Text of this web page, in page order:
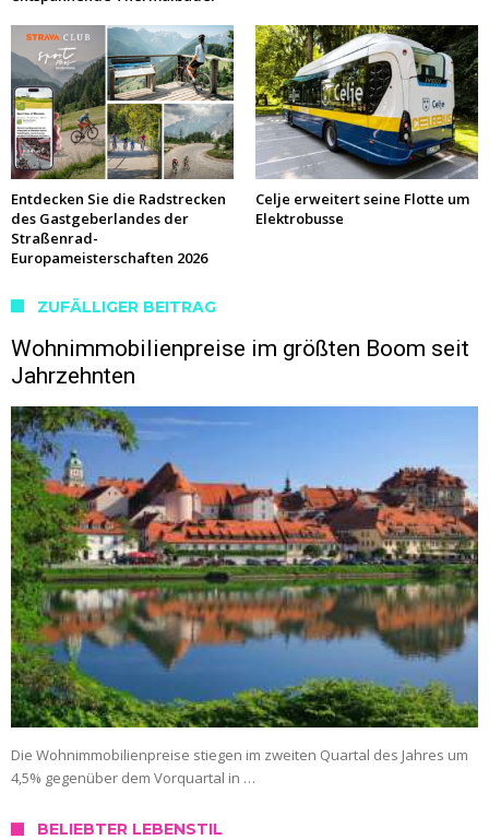
Entdecken Sie die Radstrecken
des Gastgeberlandes der
Straßenrad-
Europameisterschaften 2026
Celje erweitert seine Flotte um
Elektrobusse
ZUFÄLLIGER BEITRAG
Wohnimmobilienpreise im größten Boom seit
Jahrzehnten
Die Wohnimmobilienpreise stiegen im zweiten Quartal des Jahres um
4,5% gegenüber dem Vorquartal in …
BELIEBTER LEBENSTIL